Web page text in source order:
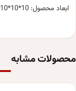
ابعاد محصول: 10*10*10 سانتی‌متر
محصولات مشابه